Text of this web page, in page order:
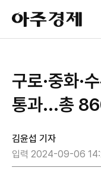
아
주
경
구로·중화·
통과...총
김윤섭 기자
입력 2024-09-06